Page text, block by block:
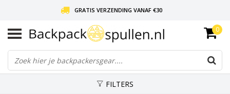
GRATIS VERZENDING VANAF €30
LIEFDE VOOR BACKPACKEN!
30 DAGEN GRATIS RETOUR
0
FILTERS